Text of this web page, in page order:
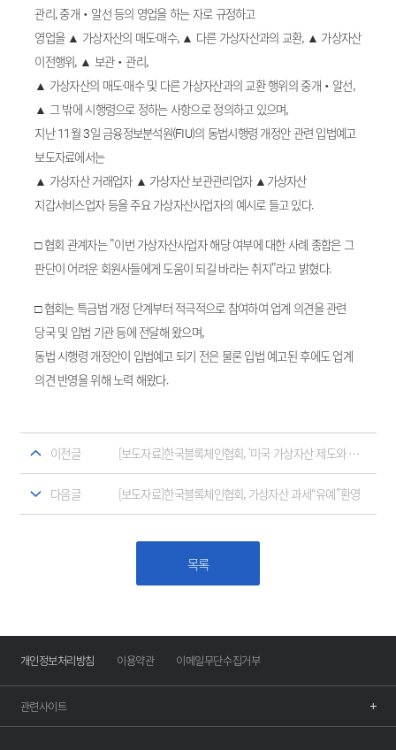
관리, 중개‧알선 등의 영업을 하는 자로 규정하고
영업을 ▲ 가상자산의 매도·매수, ▲ 다른 가상자산과의 교환, ▲ 가상자산
이전행위, ▲ 보관‧관리,
▲ 가상자산의 매도·매수 및 다른 가상자산과의 교환 행위의 중개‧알선,
▲ 그 밖에 시행령으로 정하는 사항으로 정의하고 있으며,
지난 11월 3일 금융정보분석원(FIU)의 동법시행령 개정안 관련 입법예고
보도자료에서는
▲ 가상자산 거래업자 ▲ 가상자산 보관관리업자 ▲가상자산
지갑서비스업자 등을 주요 가상자산사업자의 예시로 들고 있다.
□ 협회 관계자는 "이번 가상자산사업자 해당 여부에 대한 사례 종합은 그
판단이 어려운 회원사들에게 도움이 되길 바라는 취지"라고 밝혔다.
□ 협회는 특금법 개정 단계부터 적극적으로 참여하여 업계 의견을 관련
당국 및 입법 기관 등에 전달해 왔으며,
동법 시행령 개정안이 입법예고 되기 전은 물론 입법 예고된 후에도 업계
의견 반영을 위해 노력 해왔다.
이전글 [보도자료]한국블록체인협회, '미국 가상자산 제도와 금융기관 동향' 간담회 개최
다음글 [보도자료]한국블록체인협회, 가상자산 과세“유예”환영
목록
개인정보처리방침 이용약관 이메일무단수집거부
관련사이트